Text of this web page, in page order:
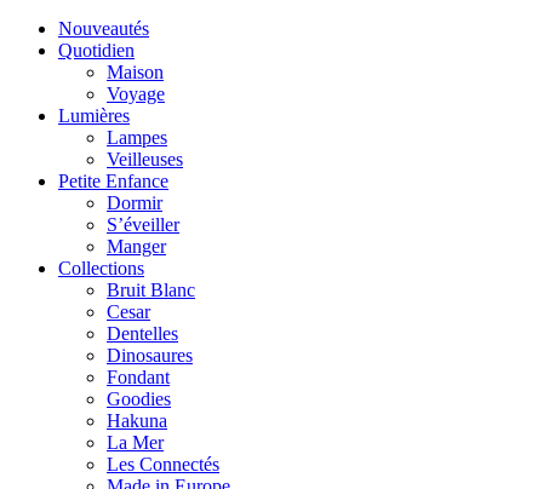
Nouveautés
Quotidien
Maison
Voyage
Lumières
Lampes
Veilleuses
Petite Enfance
Dormir
S’éveiller
Manger
Collections
Bruit Blanc
Cesar
Dentelles
Dinosaures
Fondant
Goodies
Hakuna
La Mer
Les Connectés